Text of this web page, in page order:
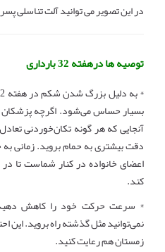
در این تصویر می توانید آلت تناسلی
توصیه ها درهفته 32 بارداری
بسیار حساس می‌شود. اگرچه پزشکان با
آنجایی که هر گونه تکان‌خوردنی
دقت بیشتری به حمام بروید. زمانی به
اعضای خانواده در کنار شماست تا
کند.
* سرعت حرکت خود را کاهش
نمی‌توانید مثل گذشته راه بروید. این
زمستان هم رعایت کنید.